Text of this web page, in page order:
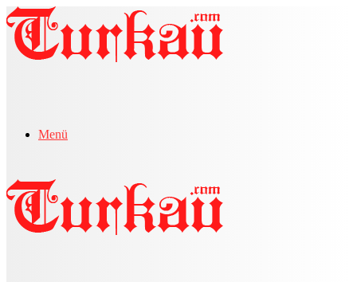
Menü